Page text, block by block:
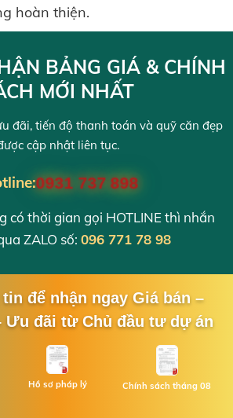
hoàn thiện.
BẢNG GIÁ & CHÍNH
MỚI NHẤT
đãi, tiến độ thanh toán và quỹ căn đẹp
cập nhật liên tục.
0931 737 898
có thời gian gọi HOTLINE thì nhắn
ZALO số: 096 771 78 98
để nhận ngay Giá bán –
Ưu đãi từ Chủ đầu tư dự án
Hồ sơ pháp lý Chính sách tháng 08